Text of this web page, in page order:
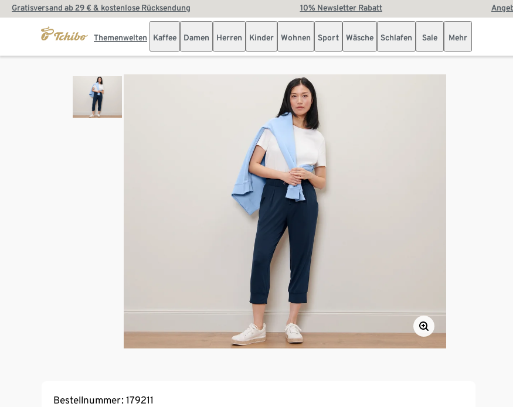
Gratisversand ab 29 € & kostenlose Rücksendung 10% Newsletter Rabatt
Themenwelten Kaffee Damen Herren Kinder Wohnen Sport Wäsche Schlafen Sale Mehr
Bestellnummer: 179211